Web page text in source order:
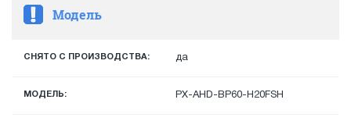
Модель
СНЯТО С ПРОИЗВОДСТВА: да
МОДЕЛЬ: PX-AHD-BP60-H20FSH